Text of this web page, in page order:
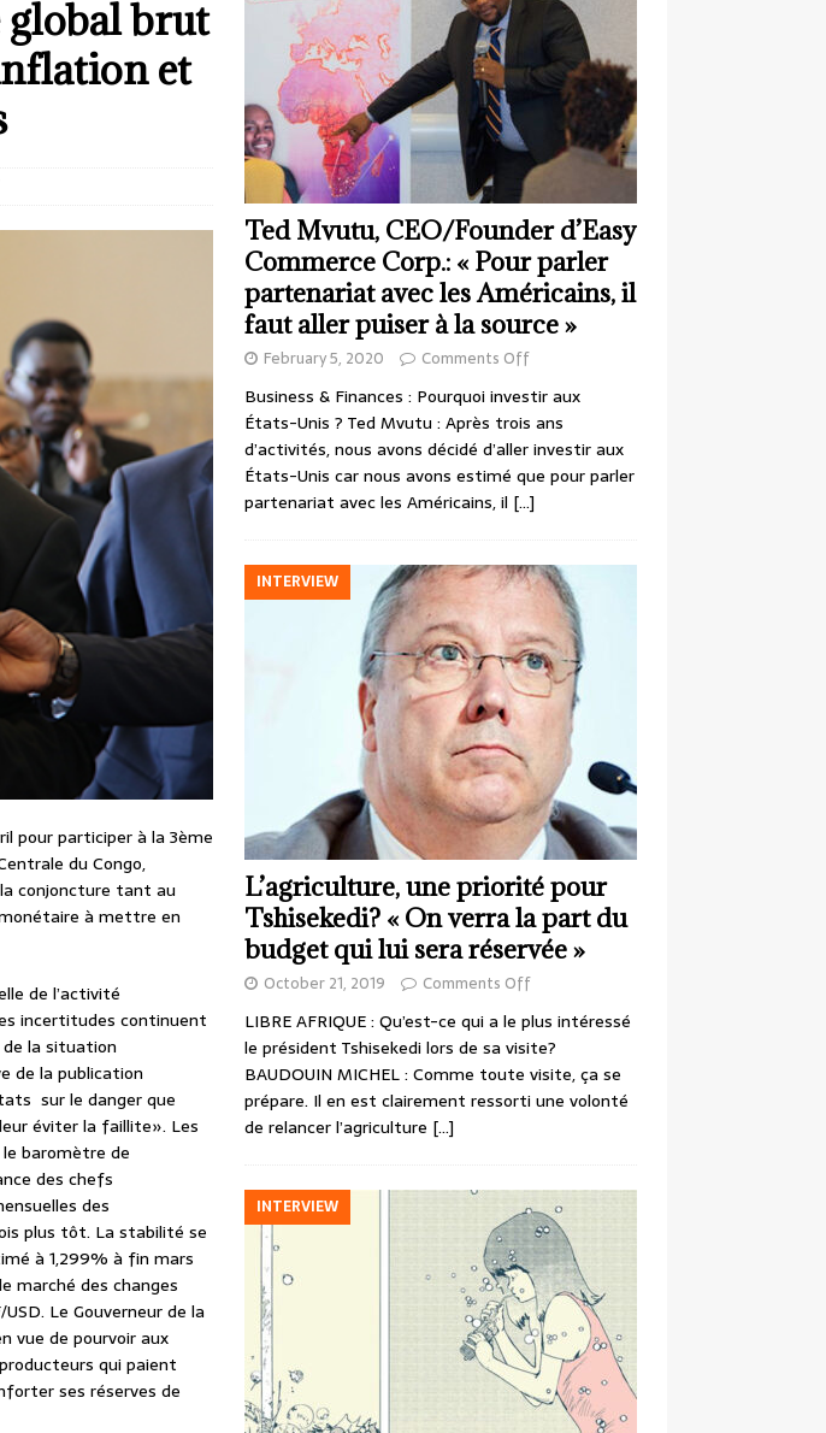
global brut
et
pour participer à la 3ème
du Congo,
conjoncture tant au
à mettre en
de l’activité
incertitudes continuent
la situation
de la publication
sur le danger que
éviter la faillite». Les
baromètre de
des chefs
des
plus tôt. La stabilité se
à 1,299% à fin mars
marché des changes
Le Gouverneur de la
vue de pourvoir aux
qui paient
ses réserves de
Ted Mvutu, CEO/Founder d’Easy
Commerce Corp.: « Pour parler
partenariat avec les Américains, il
faut aller puiser à la source »
February 5, 2020 Comments Off
Business & Finances : Pourquoi investir aux
États-Unis ? Ted Mvutu : Après trois ans
d’activités, nous avons décidé d’aller investir aux
États-Unis car nous avons estimé que pour parler
partenariat avec les Américains, il […]
INTERVIEW
L’agriculture, une priorité pour
Tshisekedi? « On verra la part du
budget qui lui sera réservée »
October 21, 2019 Comments Off
LIBRE AFRIQUE : Qu’est-ce qui a le plus intéressé
le président Tshisekedi lors de sa visite?
BAUDOUIN MICHEL : Comme toute visite, ça se
prépare. Il en est clairement ressorti une volonté
de relancer l’agriculture […]
INTERVIEW